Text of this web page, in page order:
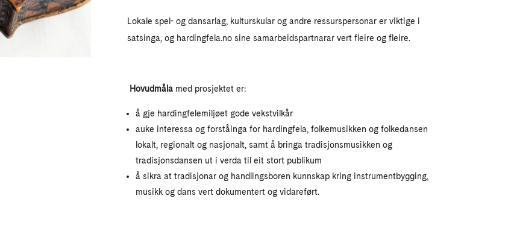
Lokale spel- og dansarlag, kulturskular og andre ressurspersonar er viktige i
satsinga, og hardingfela.no sine samarbeidspartnarar vert fleire og fleire.
Hovudmålamed prosjektet er:
å gje hardingfelemiljøet gode vekstvilkår
auke interessa og forståinga for hardingfela, folkemusikken og folkedansen
lokalt, regionalt og nasjonalt, samt å bringa tradisjonsmusikken og
tradisjonsdansen ut i verda til eit stort publikum
å sikra at tradisjonar og handlingsboren kunnskap kring instrumentbygging,
musikk og dans vert dokumentert og vidareført.